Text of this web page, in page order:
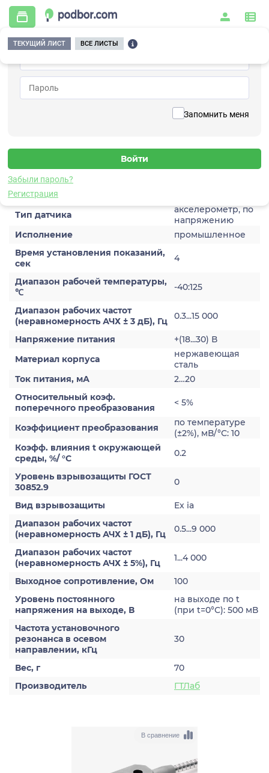
Запомнить меня
Забыли пароль?
Регистрация
ТЕКУЩИЙ ЛИСТ ВСЕ ЛИСТЫ
Главная / Контрольно-измерительные приборы и автоматика / Датчики /
Виброускорения / 1V203HM-30(T)
Датчик виброускорения
Характеристики
Тип датчика
акселерометр, по
напряжению
Исполнение
промышленное
Время установления показаний,
сек
4
Диапазон рабочей температуры,
℃
-40:125
Диапазон рабочих частот
(неравномерность АЧХ ± 3 дБ), Гц
0.3...15 000
Напряжение питания
+(18...30) В
Материал корпуса
нержавеющая
сталь
Ток питания, мА
2…20
Относительный коэф.
поперечного преобразования
< 5%
Коэффициент преобразования
по температуре
(±2%), мВ/°С: 10
Коэфф. влияния t окружающей
среды, %/ °С
0.2
Уровень взрывозащиты ГОСТ
30852.9
0
Вид взрывозащиты
Ex ia
Диапазон рабочих частот
(неравномерность АЧХ ± 1 дБ), Гц
0.5...9 000
Диапазон рабочих частот
(неравномерность АЧХ ± 5%), Гц
1...4 000
Выходное сопротивление, Ом
100
Уровень постоянного
напряжения на выходе, В
на выходе по t
(при t=0°С): 500 мВ
Частота установочного
резонанса в осевом
направлении, кГц
30
Вес, г
70
Производитель
ГТЛаб
В сравнение